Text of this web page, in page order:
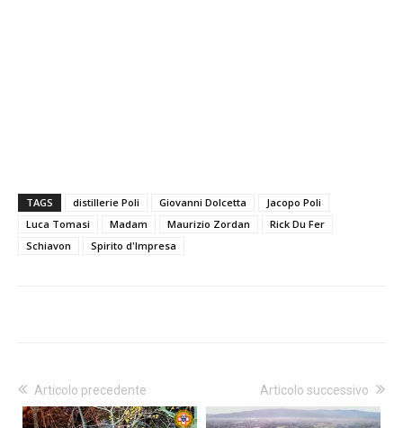
TAGS distillerie Poli Giovanni Dolcetta
Jacopo Poli
Luca Tomasi
Madam Maurizio Zordan
Rick Du Fer
Schiavon
Spirito d'Impresa
Articolo precedente Articolo successivo